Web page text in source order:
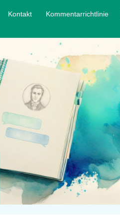
Kontakt Kommentarrichtlinie